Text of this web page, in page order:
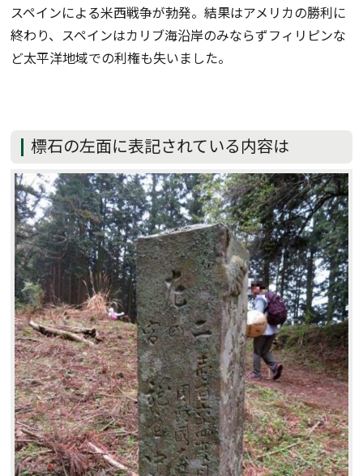
スペインによる米西戦争が勃発。結果はアメリカの勝利に
終わり、スペインはカリブ海沿岸のみならずフィリピンな
ど太平洋地域での利権も失いました。
標石の左面に表記されている内容は